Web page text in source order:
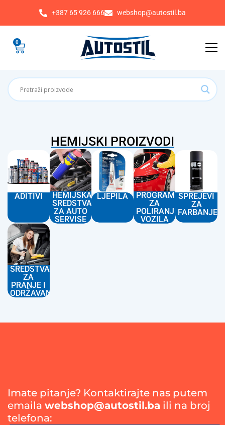
+387 65 926 666 webshop@autostil.ba
0
HEMIJSKI PROIZVODI
ADITIVI
HEMIJSKA
SREDSTVA
ZA AUTO
SERVISE
LJEPILA
PROGRAM
ZA
POLIRANJE
VOZILA
SPREJEVI
ZA
FARBANJE
SREDSTVA
ZA
PRANJE I
ODRŽAVANJE
Imate pitanje? Kontaktirajte nas putem
emaila webshop@autostil.ba ili na broj
telefona: